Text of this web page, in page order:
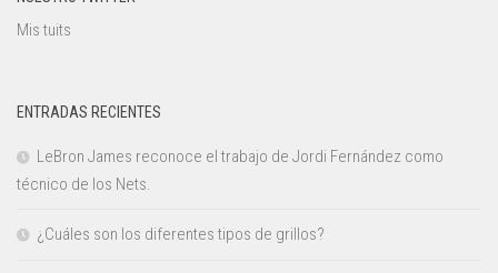
Mis tuits
ENTRADAS RECIENTES
LeBron James reconoce el trabajo de Jordi Fernández como
técnico de los Nets.
¿Cuáles son los diferentes tipos de grillos?